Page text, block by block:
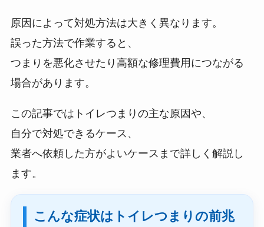
原因によって対処方法は大きく異なります。
誤った方法で作業すると、
つまりを悪化させたり高額な修理費用につながる
場合があります。
この記事ではトイレつまりの主な原因や、
自分で対処できるケース、
業者へ依頼した方がよいケースまで詳しく解説し
ます。
こんな症状はトイレつまりの前兆